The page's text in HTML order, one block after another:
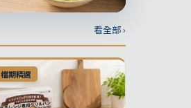
看全部 ›
檔期精選